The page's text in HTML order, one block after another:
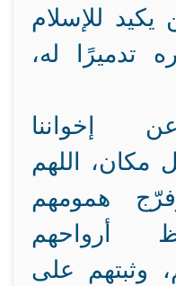
للإسلام
تدميرًا له،
إخواننا
اللهم
همومهم
أرواحهم
وثبتهم على